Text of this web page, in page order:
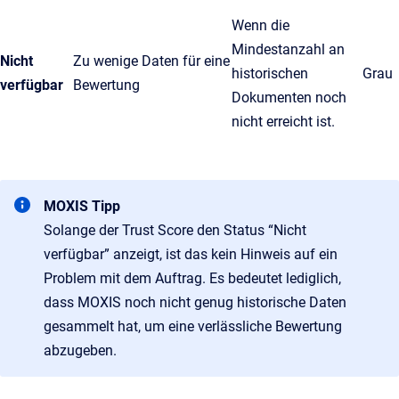
Nicht
verfügbar
Zu wenige Daten für eine
Bewertung
Wenn die
Mindestanzahl an
historischen
Dokumenten noch
nicht erreicht ist.
Grau
MOXIS Tipp
Solange der Trust Score den Status “Nicht
verfügbar” anzeigt, ist das kein Hinweis auf ein
Problem mit dem Auftrag. Es bedeutet lediglich,
dass MOXIS noch nicht genug historische Daten
gesammelt hat, um eine verlässliche Bewertung
abzugeben.